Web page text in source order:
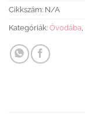
Cikkszám: N/A
Kategóriák: Óvodába